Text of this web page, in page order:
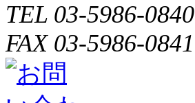
TEL 03-5986-0840
FAX 03-5986-0841